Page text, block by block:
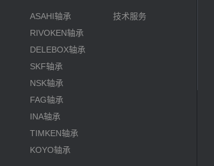
ASAHI轴承
RIVOKEN轴承
DELEBOX轴承
SKF轴承
NSK轴承
FAG轴承
INA轴承
TIMKEN轴承
KOYO轴承
技术服务